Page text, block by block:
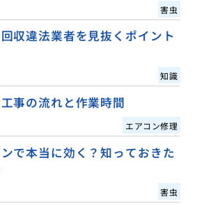
害虫
収違法業者を見抜くポイント
知識
事の流れと作業時間
エアコン修理
で本当に効く？知っておきた
害虫